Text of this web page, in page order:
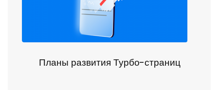
Планы развития Турбо-страниц